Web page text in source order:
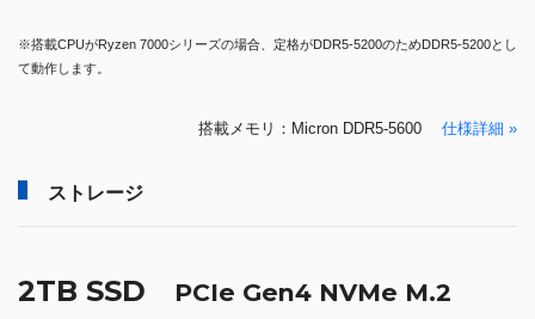
※搭載CPUがRyzen 7000シリーズの場合、定格がDDR5-5200のためDDR5-5200とし
て動作します。
搭載メモリ：Micron DDR5-5600 仕様詳細 »
ストレージ
2TB SSD PCIe Gen4 NVMe M.2